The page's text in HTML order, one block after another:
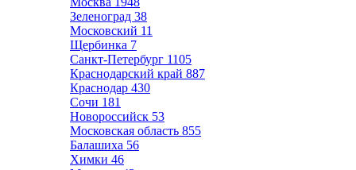
Зеленоград 38
Московский 11
Щербинка 7
Санкт-Петербург 1105
Краснодарский край 887
Краснодар 430
Сочи 181
Новороссийск 53
Московская область 855
Балашиха 56
Химки 46